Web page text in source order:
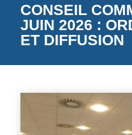
CONSEIL
JUIN 2026 :
ET DIFFUSION